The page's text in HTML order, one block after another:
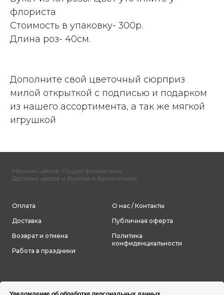
флориста
Стоимость в упаковку- 300р.
Длина роз- 40см.
Дополните свой цветочный сюрприз
милой открыткой с подписью и подарком
из нашего ассортимента, а так же мягкой
игрушкой
Магазин цветов. Студия флористики.
Доставка цветов и букетов в Архангельске
Оплата
Доставка
Возврат и отмена
Работа в праздники
О нас / Контакты
Публичная оферта
Политика
конфиденциальности